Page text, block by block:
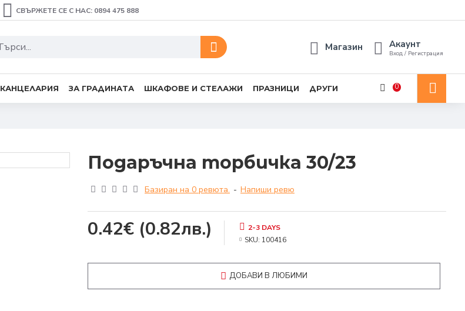
СВЪРЖЕТЕ СЕ С НАС: 0894 475 888
Магазин Акаунт
Вход / Регистрация
КАНЦЕЛАРИЯ ЗА ГРАДИНАТА ШКАФОВЕ И СТЕЛАЖИ ПРАЗНИЦИ ДРУГИ 0
Подаръчна торбичка 30/23
Базиран на 0 ревюта. - Напиши ревю
0.42€ (0.82лв.)
2-3 DAYS
SKU: 100416
ДОБАВИ В ЛЮБИМИ